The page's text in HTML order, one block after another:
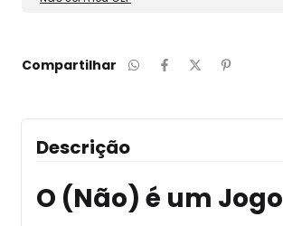
Compartilhar
Descrição
O (Não) é um Jogo